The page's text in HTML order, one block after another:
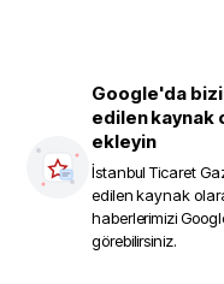
Google'da
edilen kaynak
ekleyin
İstanbul Ticaret
edilen kaynak
haberlerimizi
görebilirsiniz.